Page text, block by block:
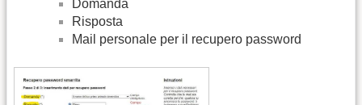
Domanda
Risposta
Mail personale per il recupero password